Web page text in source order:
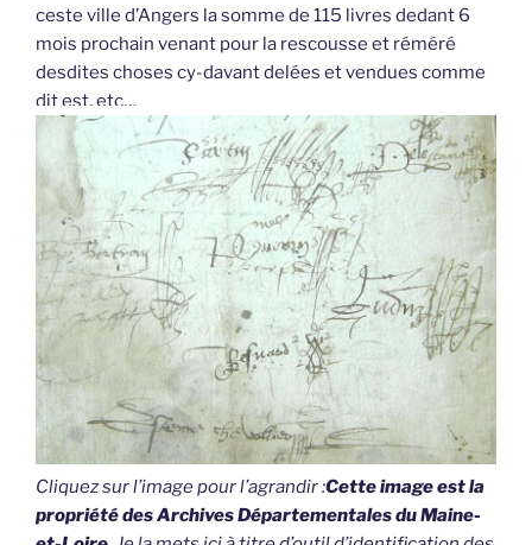
ceste ville d’Angers la somme de 115 livres dedant 6
mois prochain venant pour la rescousse et réméré
desdites choses cy-davant delées et vendues comme
dit est, etc…
Cliquez sur l’image pour l’agrandir :Cette image est la
propriété des Archives Départementales du Maine-